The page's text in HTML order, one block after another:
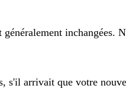
généralement inchangées.
s'il arrivait que votre